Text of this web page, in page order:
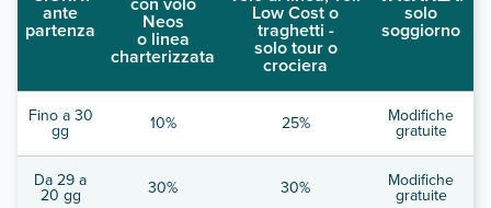
ante
partenza Neos
o linea
charterizzata
Low Cost o
traghetti -
solo tour o
crociera
solo
soggiorno
Fino a 30
gg 10% 25% Modifiche
gratuite
Da 29 a
20 gg 30% 30% Modifiche
gratuite